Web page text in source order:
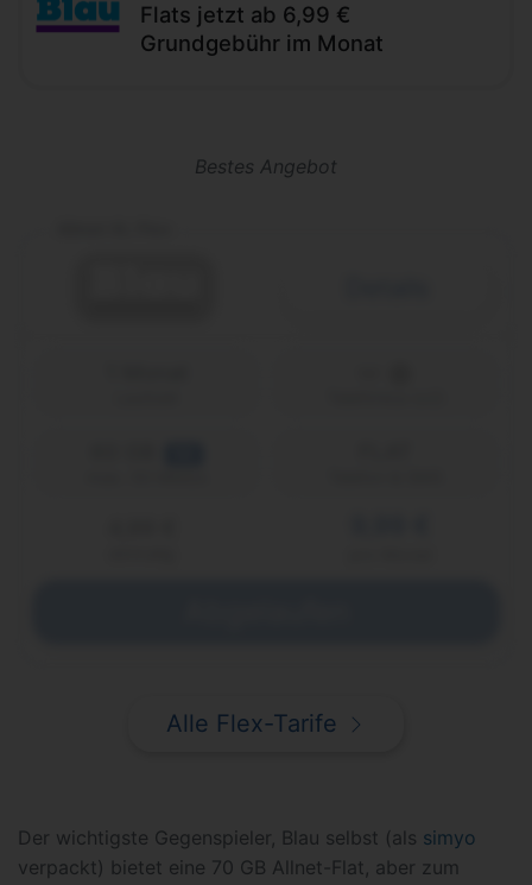
Flats jetzt ab 6,99 €
Grundgebühr im Monat
Bestes Angebot
Alle Flex-Tarife
Der wichtigste Gegenspieler, Blau selbst (als simyo
verpackt) bietet eine 70 GB Allnet-Flat, aber zum